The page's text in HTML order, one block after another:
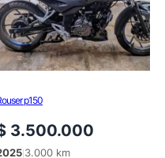
p150
3.500.000
3.000 km